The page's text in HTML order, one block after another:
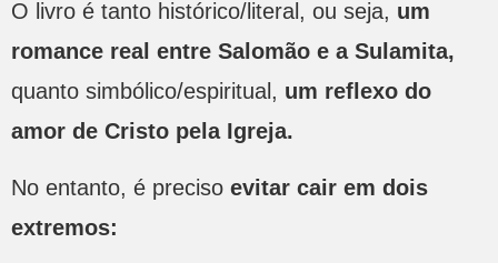
O livro é tanto histórico/literal, ou seja, um
romance real entre Salomão e a Sulamita,
quanto simbólico/espiritual, um reflexo do
amor de Cristo pela Igreja.
No entanto, é preciso evitar cair em dois
extremos: